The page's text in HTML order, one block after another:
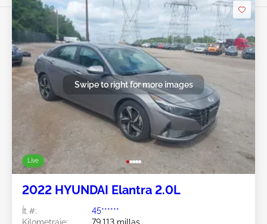
Live
Swipe to right for more images
2022 HYUNDAI Elantra 2.0L
Ít #:
45******
Kilometraje:
79,113 millas